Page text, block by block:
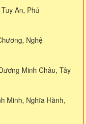
An, Phú
Nghệ
Minh Châu, Tây
Minh, Nghĩa Hành,